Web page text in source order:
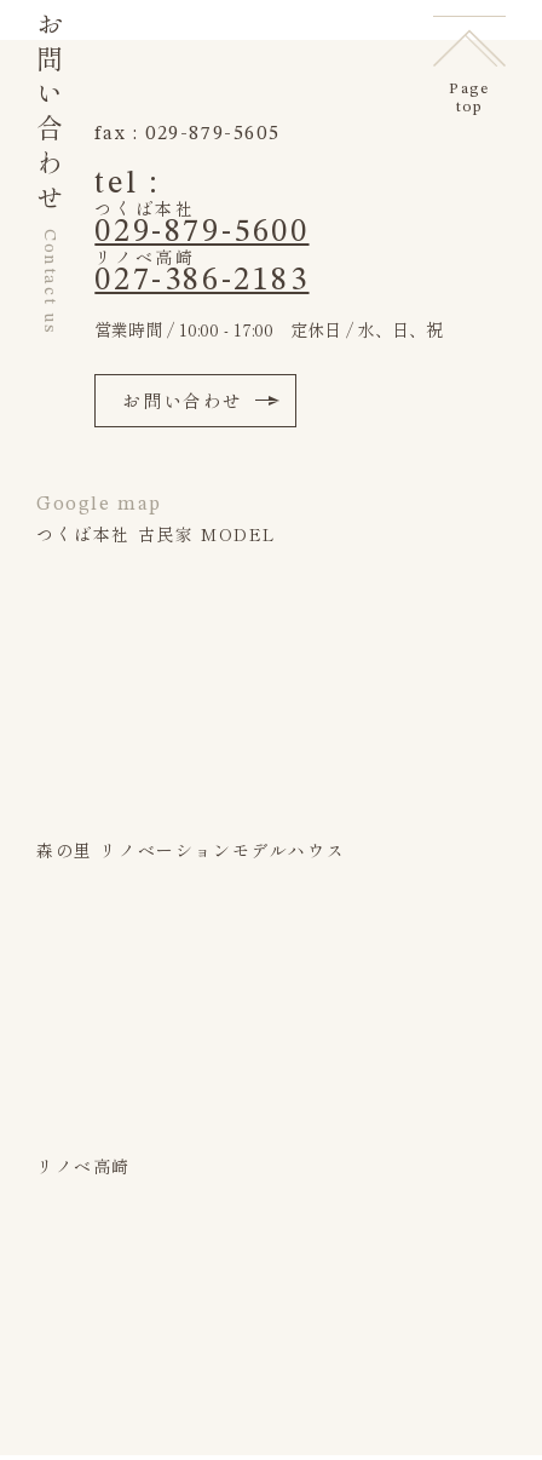
お問い合わせ
Contact us
fax : 029-879-5605
tel :
つくば本社
029-879-5600
リノベ高崎
027-386-2183
営業時間 / 10:00 - 17:00 定休日 / 水、日、祝
お問い合わせ
Google map
つくば本社 古民家 MODEL
森の里 リノベーションモデルハウス
リノベ高崎
Page
top